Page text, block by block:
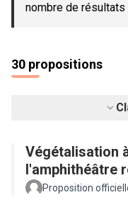
nombre de résultats
30 propositions
Végétalisation
l'amphithéâtre
Proposition